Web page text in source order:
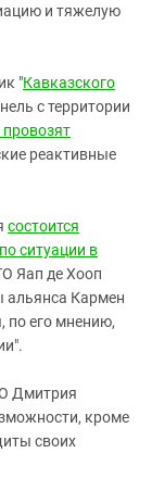
и тяжелую
"Кавказского
с территории
провозят
реактивные
состоится
ситуации в
Яап де Хооп
альянса Кармен
по его мнению,
Дмитрия
кроме
своих